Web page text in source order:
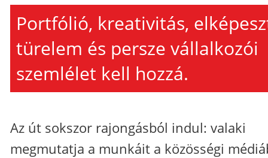
Portfólió, kreativitás,
türelem és persze vállalkozói
szemlélet kell hozzá.
Az út sokszor rajongásból indul: valaki
megmutatja a munkáit a közösségi